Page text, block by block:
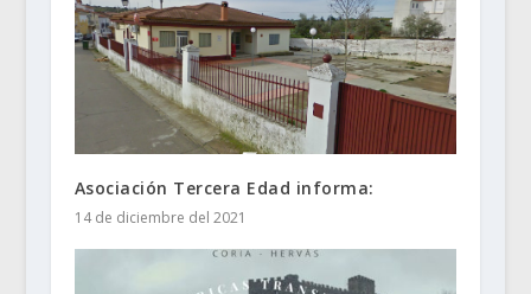
Asociación Tercera Edad informa:
14 de diciembre del 2021